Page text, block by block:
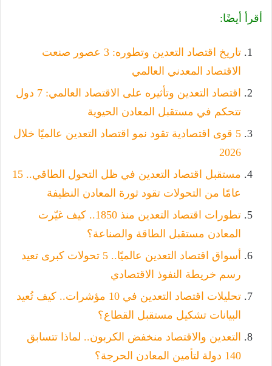
أقرأ أيضًا:
تاريخ اقتصاد التعدين وتطوره: 3 عصور صنعت
الاقتصاد المعدني العالمي
اقتصاد التعدين وتأثيره على الاقتصاد العالمي: 7 دول
تتحكم في مستقبل المعادن الحيوية
5 قوى اقتصادية تقود نمو اقتصاد التعدين عالميًا خلال
2026
مستقبل اقتصاد التعدين في ظل التحول الطاقي.. 15
عامًا من التحولات تقود ثورة المعادن النظيفة
تطورات اقتصاد التعدين منذ 1850.. كيف غيّرت
المعادن مستقبل الطاقة والصناعة؟
أسواق اقتصاد التعدين عالميًا.. 5 تحولات كبرى تعيد
رسم خريطة النفوذ الاقتصادي
تحليلات اقتصاد التعدين في 10 مؤشرات.. كيف تُعيد
البيانات تشكيل مستقبل القطاع؟
التعدين والاقتصاد منخفض الكربون.. لماذا تتسابق
140 دولة لتأمين المعادن الحرجة؟